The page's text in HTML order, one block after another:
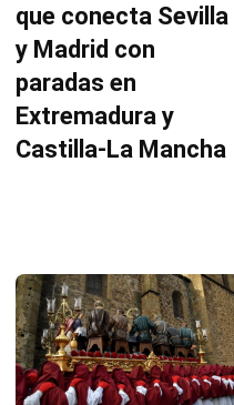
que conecta Sevilla
y Madrid con
paradas en
Extremadura y
Castilla-La Mancha